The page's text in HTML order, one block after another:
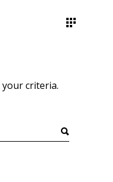
criteria.